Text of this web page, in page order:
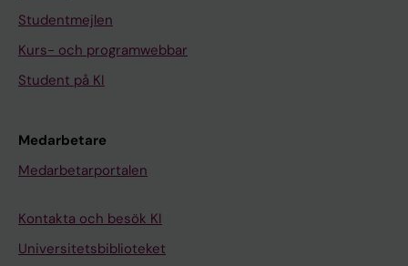
Studentmejlen
Kurs- och programwebbar
Student på KI
Medarbetare
Medarbetarportalen
Kontakta och besök KI
Universitetsbiblioteket